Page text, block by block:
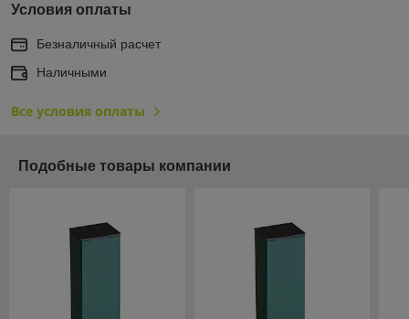
Условия оплаты
Безналичный расчет
Наличными
Все условия оплаты
Подобные товары компании